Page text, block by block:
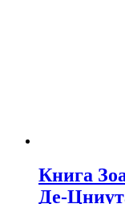
Книга
Де-